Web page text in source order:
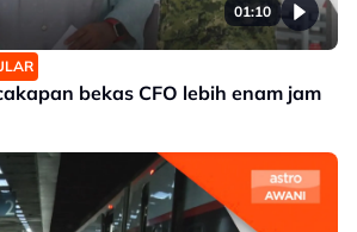
01:10
bekas CFO lebih enam jam